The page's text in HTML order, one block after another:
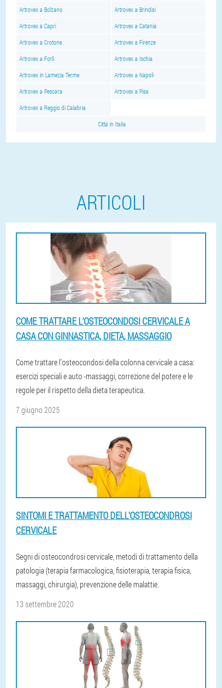
Artrovex a Bolzano Artrovex a Brindisi
Artrovex a Capri Artrovex a Catania
Artrovex a Crotone Artrovex a Firenze
Artrovex a Forlì Artrovex a Ischia
Artrovex in Lamezia Terme Artrovex a Napoli
Artrovex a Pescara Artrovex a Pisa
Artrovex a Reggio di Calabria
Città in Italia
ARTICOLI
COME TRATTARE L'OSTEOCONDOSI CERVICALE A
CASA CON GINNASTICA, DIETA, MASSAGGIO
Come trattare l'osteocondosi della colonna cervicale a casa:
esercizi speciali e auto -massaggi, correzione del potere e le
regole per il rispetto della dieta terapeutica.
7 giugno 2025
SINTOMI E TRATTAMENTO DELL'OSTEOCONDROSI
CERVICALE
Segni di osteocondrosi cervicale, metodi di trattamento della
patologia (terapia farmacologica, fisioterapia, terapia fisica,
massaggi, chirurgia), prevenzione delle malattie.
13 settembre 2020